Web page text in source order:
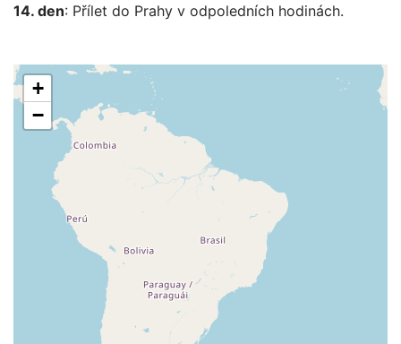
14. den: Přílet do Prahy v odpoledních hodinách.
+
−